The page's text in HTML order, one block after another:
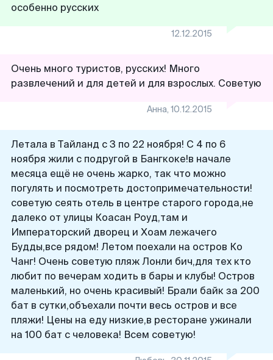
особенно русских
12.12.2015
Очень много туристов, русских! Много
развлечений и для детей и для взрослых. Советую
Анна, 10.12.2015
Летала в Тайланд с 3 по 22 ноября! С 4 по 6
ноября жили с подругой в Бангкоке!в начале
месяца ещё не очень жарко, так что можно
погулять и посмотреть достопримечательности!
советую сеять отель в центре старого города,не
далеко от улицы Коасан Роуд,там и
Императорский дворец и Хоам лежачего
Будды,все рядом! Летом поехали на остров Ко
Чанг! Очень советую пляж Лонли бич,для тех кто
любит по вечерам ходить в бары и клубы! Остров
маленький, но очень красивый! Брали байк за 200
бат в сутки,объехали почти весь остров и все
пляжи! Цены на еду низкие,в ресторане ужинали
на 100 бат с человека! Всем советую!